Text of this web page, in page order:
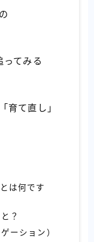
ってみる
育て直し」
は何です
？
ーション）